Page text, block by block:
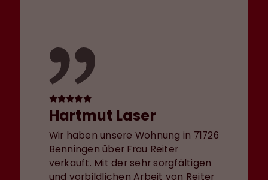
Hartmut Laser
Wir haben unsere Wohnung in 71726
Benningen über Frau Reiter
verkauft. Mit der sehr sorgfältigen
und vorbildlichen Arbeit von Reiter